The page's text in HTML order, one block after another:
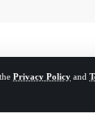
Privacy Policy and
Reserved. |